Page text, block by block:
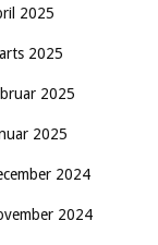
2025
2025
2025
2025
2024
2024